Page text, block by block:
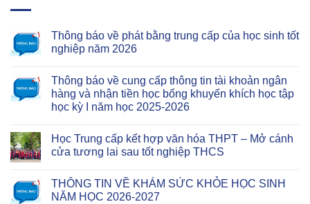
Thông báo về phát bằng trung cấp của học sinh tốt
nghiệp năm 2026
Thông báo về cung cấp thông tin tài khoản ngân
hàng và nhận tiền học bổng khuyến khích học tập
học kỳ I năm học 2025-2026
Học Trung cấp kết hợp văn hóa THPT – Mở cánh
cửa tương lai sau tốt nghiệp THCS
THÔNG TIN VỀ KHÁM SỨC KHỎE HỌC SINH
NĂM HỌC 2026-2027